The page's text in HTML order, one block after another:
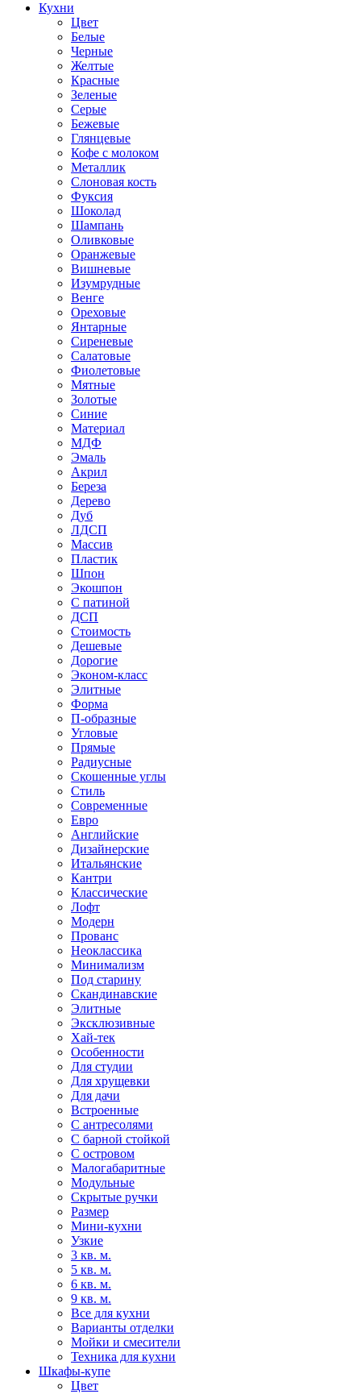
Кухни
Цвет
Белые
Черные
Желтые
Красные
Зеленые
Серые
Бежевые
Глянцевые
Кофе с молоком
Металлик
Слоновая кость
Фуксия
Шоколад
Шампань
Оливковые
Оранжевые
Вишневые
Изумрудные
Венге
Ореховые
Янтарные
Сиреневые
Салатовые
Фиолетовые
Мятные
Золотые
Синие
Материал
МДФ
Эмаль
Акрил
Береза
Дерево
Дуб
ЛДСП
Массив
Пластик
Шпон
Экошпон
С патиной
ДСП
Стоимость
Дешевые
Дорогие
Эконом-класс
Элитные
Форма
П-образные
Угловые
Прямые
Радиусные
Скошенные углы
Стиль
Современные
Евро
Английские
Дизайнерские
Итальянские
Кантри
Классические
Лофт
Модерн
Прованс
Неоклассика
Минимализм
Под старину
Скандинавские
Элитные
Эксклюзивные
Хай-тек
Особенности
Для студии
Для хрущевки
Для дачи
Встроенные
С антресолями
С барной стойкой
С островом
Малогабаритные
Модульные
Скрытые ручки
Размер
Мини-кухни
Узкие
3 кв. м.
5 кв. м.
6 кв. м.
9 кв. м.
Все для кухни
Варианты отделки
Мойки и смесители
Техника для кухни
Шкафы-купе
Цвет